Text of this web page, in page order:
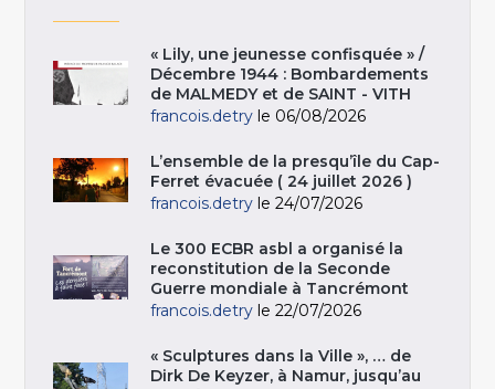
« Lily, une jeunesse confisquée » /
Décembre 1944 : Bombardements
de MALMEDY et de SAINT - VITH
francois.detry le 06/08/2026
L’ensemble de la presqu’île du Cap-
Ferret évacuée ( 24 juillet 2026 )
francois.detry le 24/07/2026
Le 300 ECBR asbl a organisé la
reconstitution de la Seconde
Guerre mondiale à Tancrémont
francois.detry le 22/07/2026
« Sculptures dans la Ville », … de
Dirk De Keyzer, à Namur, jusqu’au